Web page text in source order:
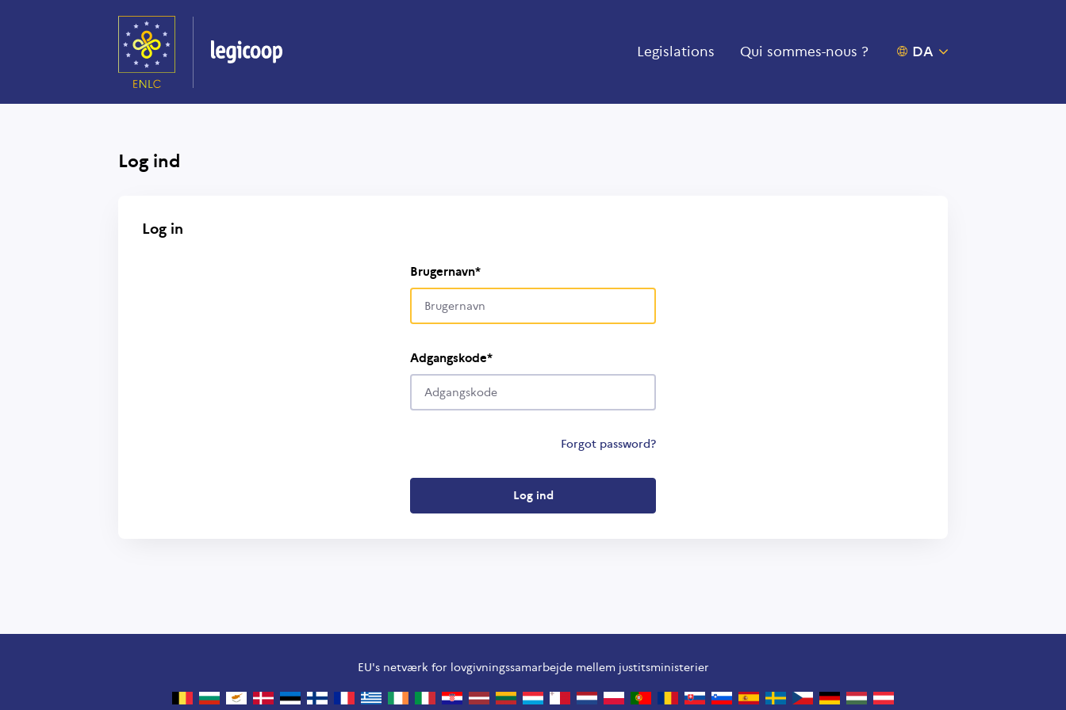
Legislations Qui sommes-nous ? OUVRIR LE
DA
Log ind
Log in
Brugernavn
Adgangskode
Forgot password?
EU's netværk for lovgivningssamarbejde mellem justitsministerier